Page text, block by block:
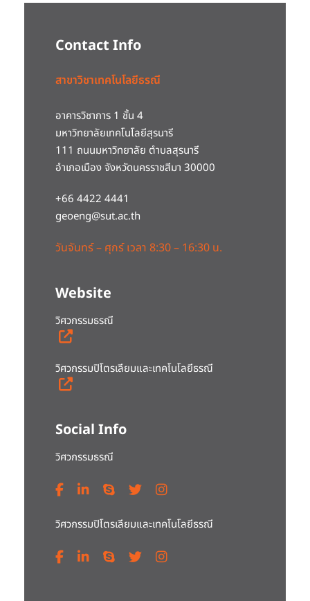
Contact Info
สาขาวิชาเทคโนโลยีธรณี
อาคารวิชาการ 1 ชั้น 4
มหาวิทยาลัยเทคโนโลยีสุรนารี
111 ถนนมหาวิทยาลัย ตำบลสุรนารี
อำเภอเมือง จังหวัดนครราชสีมา 30000
+66 4422 4441
geoeng@sut.ac.th
วันจันทร์ – ศุกร์ เวลา 8:30 – 16:30 น.
Website
วิศวกรรมธรณี
วิศวกรรมปิโตรเลียมและเทคโนโลยีธรณี
Social Info
วิศวกรรมธรณี
วิศวกรรมปิโตรเลียมและเทคโนโลยีธรณี